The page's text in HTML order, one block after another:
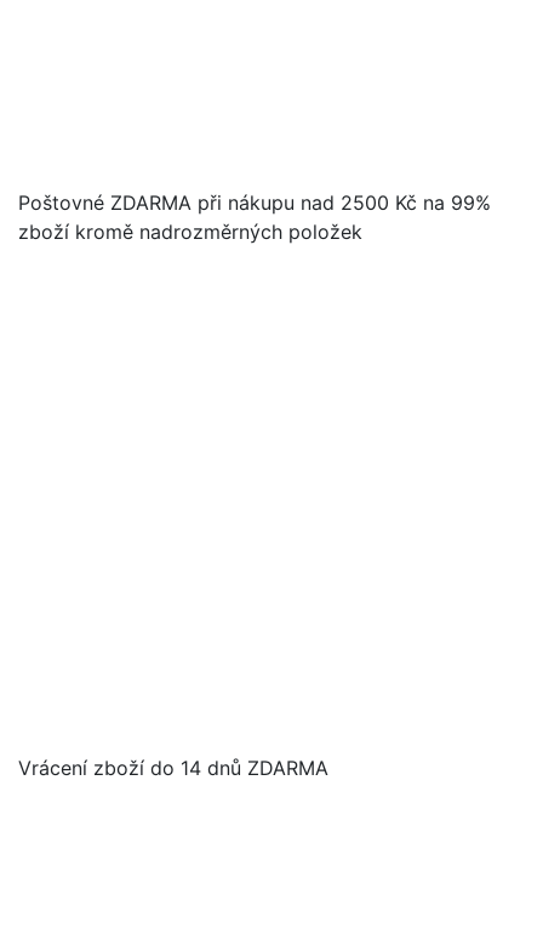
Poštovné ZDARMA při nákupu nad 2500 Kč na 99%
zboží kromě nadrozměrných položek
Vrácení zboží do 14 dnů ZDARMA